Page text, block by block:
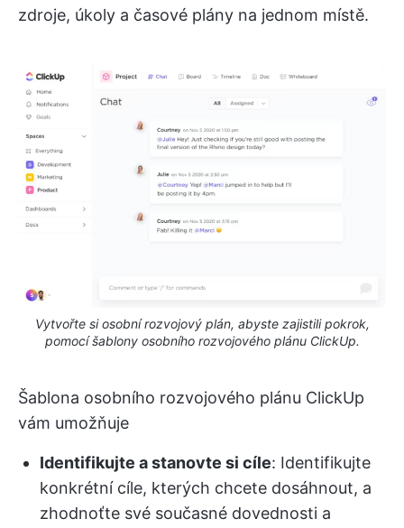
zdroje, úkoly a časové plány na jednom místě.
Vytvořte si osobní rozvojový plán, abyste zajistili pokrok,
pomocí šablony osobního rozvojového plánu ClickUp.
Šablona osobního rozvojového plánu ClickUp
vám umožňuje
Identifikujte a stanovte si cíle: Identifikujte
konkrétní cíle, kterých chcete dosáhnout, a
zhodnoťte své současné dovednosti a